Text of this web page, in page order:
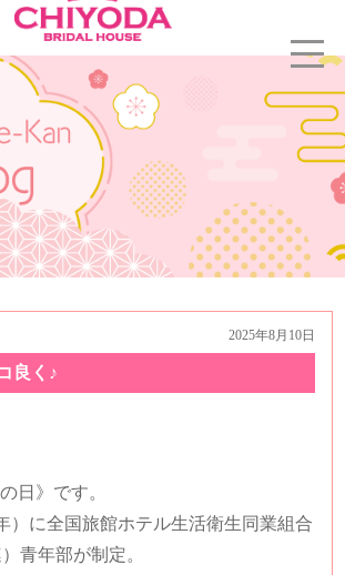
2025年8月10日
良く♪
日》です。
）に全国旅館ホテル生活衛生同業組合
青年部が制定。